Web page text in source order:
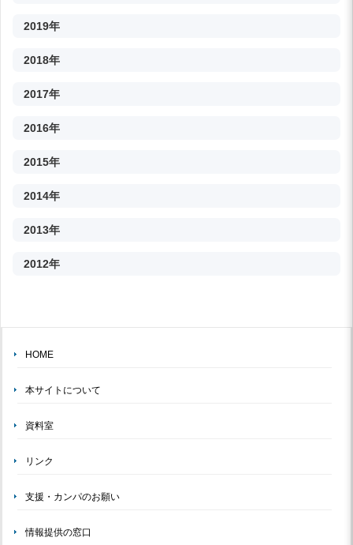
2019年
2018年
2017年
2016年
2015年
2014年
2013年
2012年
HOME
本サイトについて
資料室
リンク
支援・カンパのお願い
情報提供の窓口